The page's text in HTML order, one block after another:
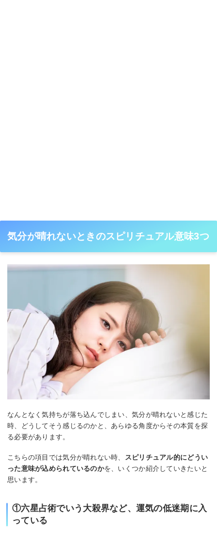
気分が晴れないときのスピリチュアル意味3つ
なんとなく気持ちが落ち込んでしまい、気分が晴れないと感じた
時、どうしてそう感じるのかと、あらゆる角度からその本質を探
る必要があります。
こちらの項目では気分が晴れない時、 スピリチュアル的にどうい
った意味が込められているのかを、いくつか紹介していきたいと
思います。
①六星占術でいう大殺界など、運気の低迷期に入
っている